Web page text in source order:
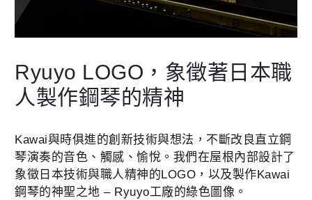
Ryuyo LOGO，象徵著日本職
人製作鋼琴的精神
Kawai與時俱進的創新技術與想法，不斷改良直立鋼
琴演奏的音色、觸感、愉悅。我們在屋根內部設計了
象徵日本技術與職人精神的LOGO，以及製作Kawai
鋼琴的神聖之地 – Ryuyo工廠的綠色圖像。